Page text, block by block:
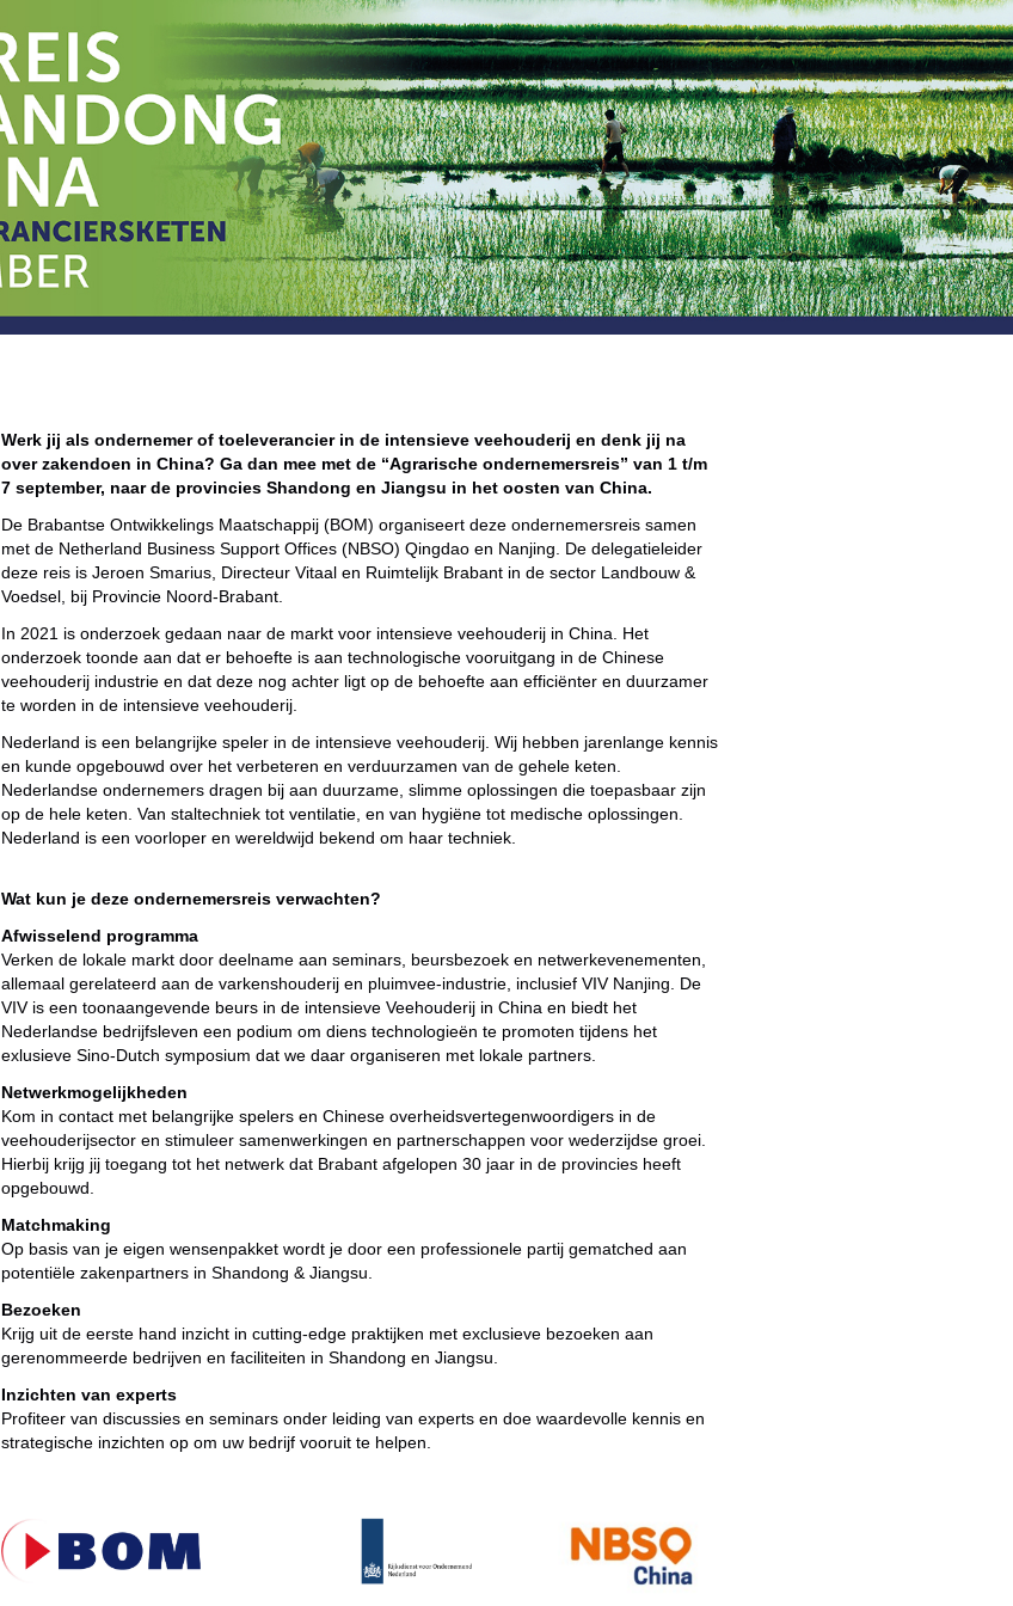
Werk jij als ondernemer of toeleverancier in de intensieve veehouderij en denk jij na
over zakendoen in China? Ga dan mee met de “Agrarische ondernemersreis” van 1 t/m
7 september, naar de provincies Shandong en Jiangsu in het oosten van China.
De Brabantse Ontwikkelings Maatschappij (BOM) organiseert deze ondernemersreis samen
met de Netherland Business Support Offices (NBSO) Qingdao en Nanjing. De delegatieleider
deze reis is Jeroen Smarius, Directeur Vitaal en Ruimtelijk Brabant in de sector Landbouw &
Voedsel, bij Provincie Noord-Brabant.
In 2021 is onderzoek gedaan naar de markt voor intensieve veehouderij in China. Het
onderzoek toonde aan dat er behoefte is aan technologische vooruitgang in de Chinese
veehouderij industrie en dat deze nog achter ligt op de behoefte aan efficiënter en duurzamer
te worden in de intensieve veehouderij.
Nederland is een belangrijke speler in de intensieve veehouderij. Wij hebben jarenlange kennis
en kunde opgebouwd over het verbeteren en verduurzamen van de gehele keten.
Nederlandse ondernemers dragen bij aan duurzame, slimme oplossingen die toepasbaar zijn
op de hele keten. Van staltechniek tot ventilatie, en van hygiëne tot medische oplossingen.
Nederland is een voorloper en wereldwijd bekend om haar techniek.
Wat kun je deze ondernemersreis verwachten?
Afwisselend programma
Verken de lokale markt door deelname aan seminars, beursbezoek en netwerkevenementen,
allemaal gerelateerd aan de varkenshouderij en pluimvee-industrie, inclusief VIV Nanjing. De
VIV is een toonaangevende beurs in de intensieve Veehouderij in China en biedt het
Nederlandse bedrijfsleven een podium om diens technologieën te promoten tijdens het
exlusieve Sino-Dutch symposium dat we daar organiseren met lokale partners.
Netwerkmogelijkheden
Kom in contact met belangrijke spelers en Chinese overheidsvertegenwoordigers in de
veehouderijsector en stimuleer samenwerkingen en partnerschappen voor wederzijdse groei.
Hierbij krijg jij toegang tot het netwerk dat Brabant afgelopen 30 jaar in de provincies heeft
opgebouwd.
Matchmaking
Op basis van je eigen wensenpakket wordt je door een professionele partij gematched aan
potentiële zakenpartners in Shandong & Jiangsu.
Bezoeken
Krijg uit de eerste hand inzicht in cutting-edge praktijken met exclusieve bezoeken aan
gerenommeerde bedrijven en faciliteiten in Shandong en Jiangsu.
Inzichten van experts
Profiteer van discussies en seminars onder leiding van experts en doe waardevolle kennis en
strategische inzichten op om uw bedrijf vooruit te helpen.